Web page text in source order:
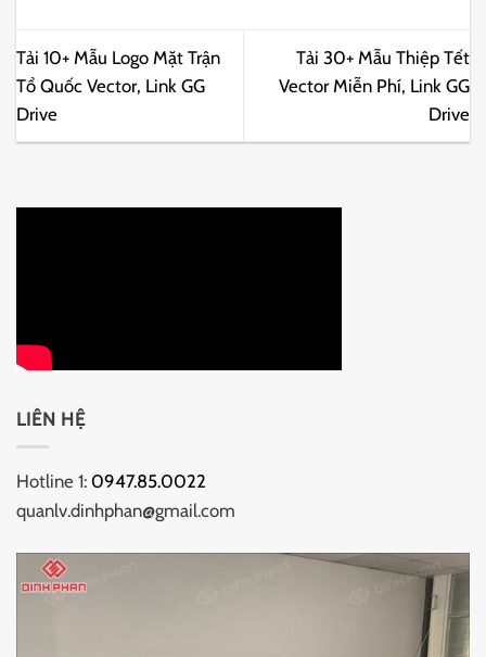
Tải 10+ Mẫu Logo Mặt Trận
Tổ Quốc Vector, Link GG
Drive
Tải 30+ Mẫu Thiệp Tết
Vector Miễn Phí, Link GG
Drive
LIÊN HỆ
Hotline 1: 0947.85.0022
quanlv.dinhphan@gmail.com